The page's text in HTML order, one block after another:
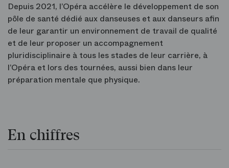
Depuis 2021, l’Opéra accélère le développement de son
pôle de santé dédié aux danseuses et aux danseurs afin
de leur garantir un environnement de travail de qualité
et de leur proposer un accompagnement
pluridisciplinaire à tous les stades de leur carrière, à
l’Opéra et lors des tournées, aussi bien dans leur
préparation mentale que physique.
En chiffres